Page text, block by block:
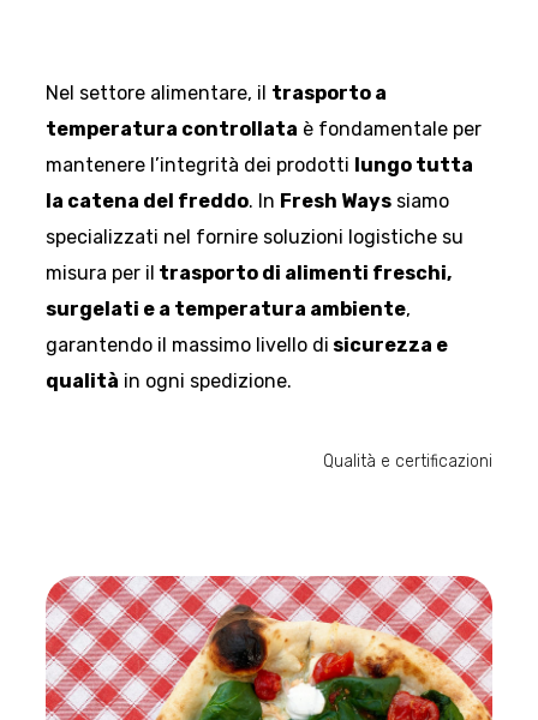
Nel settore alimentare, il trasporto a
temperatura controllata è fondamentale per
mantenere l’integrità dei prodotti lungo tutta
la catena del freddo. In Fresh Ways siamo
specializzati nel fornire soluzioni logistiche su
misura per il trasporto di alimenti freschi,
surgelati e a temperatura ambiente,
garantendo il massimo livello di sicurezza e
qualità in ogni spedizione.
Qualità e certificazioni